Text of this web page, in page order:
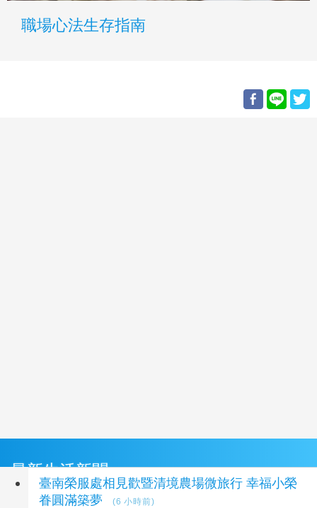
職場心法生存指南
最新生活新聞
臺南榮服處相見歡暨清境農場微旅行 幸福小榮
眷圓滿築夢
(6 小時前)